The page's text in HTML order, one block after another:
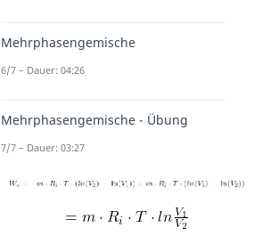
erhalten wir:
Da sowohl T, als auch m und
konstant sind ergibt sich:
Mehrphasengemische
6/7 – Dauer: 04:26
Mehrphasengemische - Übung
7/7 – Dauer: 03:27